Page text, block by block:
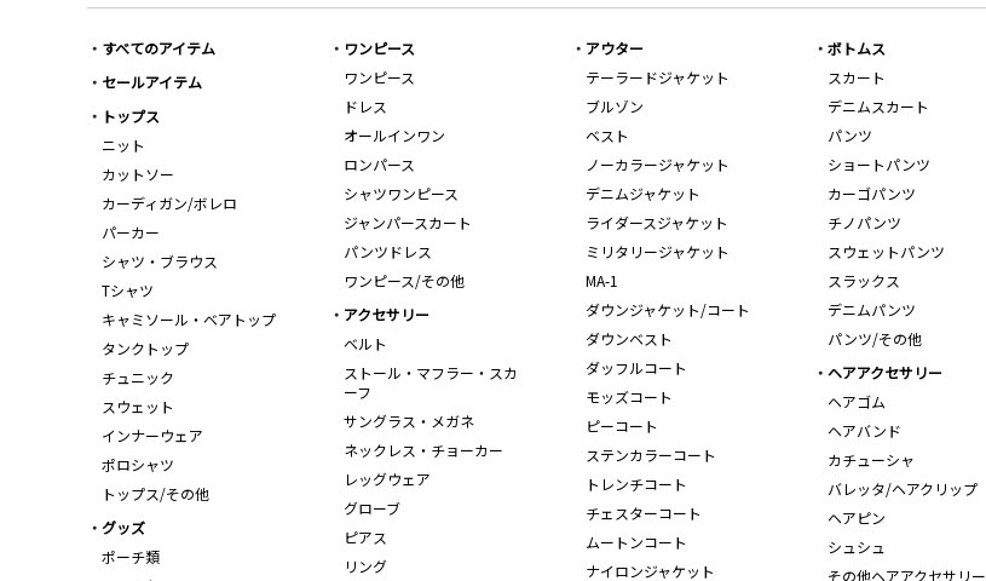
すべてのアイテム
セールアイテム
トップス
ニット
カットソー
カーディガン/ボレロ
パーカー
シャツ・ブラウス
Tシャツ
キャミソール・ベアトップ
タンクトップ
チュニック
スウェット
インナーウェア
ポロシャツ
トップス/その他
ワンピース
ワンピース
ドレス
オールインワン
ロンパース
シャツワンピース
ジャンパースカート
パンツドレス
ワンピース/その他
アウター
テーラードジャケット
ブルゾン
ベスト
ノーカラージャケット
デニムジャケット
ライダースジャケット
ミリタリージャケット
MA-1
ダウンジャケット/コート
ダウンベスト
ダッフルコート
モッズコート
ピーコート
ステンカラーコート
トレンチコート
チェスターコート
ムートンコート
ナイロンジャケット
ボトムス
スカート
デニムスカート
パンツ
ショートパンツ
カーゴパンツ
チノパンツ
スウェットパンツ
スラックス
デニムパンツ
パンツ/その他
アクセサリー
ベルト
ストール・マフラー・スカ
ーフ
サングラス・メガネ
ネックレス・チョーカー
レッグウェア
グローブ
ピアス
リング
ヘアアクセサリー
ヘアゴム
ヘアバンド
カチューシャ
バレッタ/ヘアクリップ
ヘアピン
シュシュ
その他ヘアアクセサリー
グッズ
ポーチ類